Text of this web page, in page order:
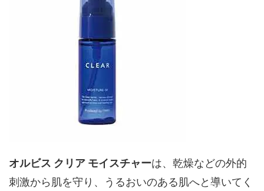
オルビス クリア モイスチャーは、乾燥などの外的
刺激から肌を守り、うるおいのある肌へと導いてく